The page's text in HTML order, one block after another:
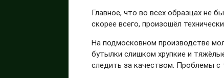
Главное, что во всех образцах не
скорее всего, произошёл
На подмосковном производстве
бутылки слишком хрупкие и
следить за качеством. Проблемы с